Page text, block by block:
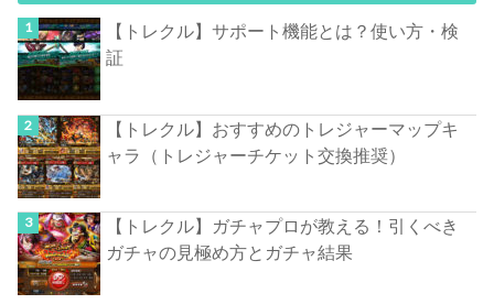
【トレクル】サポート機能とは？使い方・検
証
【トレクル】おすすめのトレジャーマップキ
ャラ（トレジャーチケット交換推奨）
【トレクル】ガチャプロが教える！引くべき
ガチャの見極め方とガチャ結果